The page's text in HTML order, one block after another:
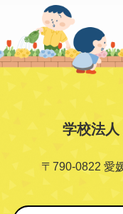
学校法人
〒790-0822 愛